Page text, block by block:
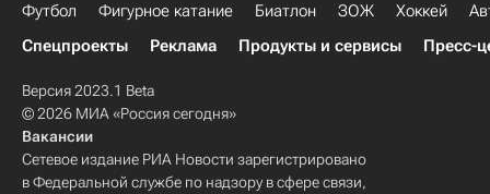
Футбол Фигурное катание Биатлон ЗОЖ Хоккей
Спецпроекты
Реклама Продукты и сервисы Пресс-
Версия 2023.1 Beta
© 2026 МИА «Россия сегодня»
Вакансии
Сетевое издание РИА Новости зарегистрировано
в Федеральной службе по надзору в сфере связи,